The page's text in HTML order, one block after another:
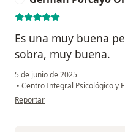
Es una muy buena
sobra, muy buena.
5 de junio de 2025
• Centro Integral Psicológico y
en opinión del usuario German
Reportar